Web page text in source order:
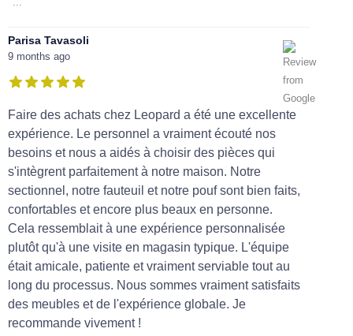
Parisa Tavasoli
9 months ago
Faire des achats chez Leopard a été une excellente
expérience. Le personnel a vraiment écouté nos
besoins et nous a aidés à choisir des pièces qui
s'intègrent parfaitement à notre maison. Notre
sectionnel, notre fauteuil et notre pouf sont bien faits,
confortables et encore plus beaux en personne.
Cela ressemblait à une expérience personnalisée
plutôt qu'à une visite en magasin typique. L'équipe
était amicale, patiente et vraiment serviable tout au
long du processus. Nous sommes vraiment satisfaits
des meubles et de l'expérience globale. Je
recommande vivement !